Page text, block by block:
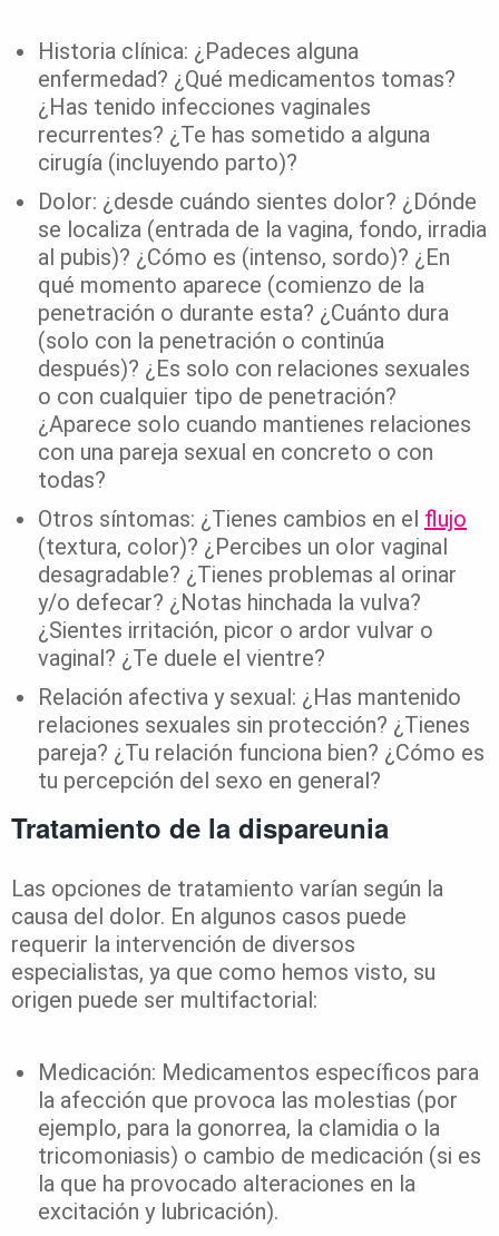
Historia clínica: ¿Padeces alguna
enfermedad? ¿Qué medicamentos tomas?
¿Has tenido infecciones vaginales
recurrentes? ¿Te has sometido a alguna
cirugía (incluyendo parto)?
Dolor: ¿desde cuándo sientes dolor? ¿Dónde
se localiza (entrada de la vagina, fondo, irradia
al pubis)? ¿Cómo es (intenso, sordo)? ¿En
qué momento aparece (comienzo de la
penetración o durante esta? ¿Cuánto dura
(solo con la penetración o continúa
después)? ¿Es solo con relaciones sexuales
o con cualquier tipo de penetración?
¿Aparece solo cuando mantienes relaciones
con una pareja sexual en concreto o con
todas?
Otros síntomas: ¿Tienes cambios en el flujo
(textura, color)? ¿Percibes un olor vaginal
desagradable? ¿Tienes problemas al orinar
y/o defecar? ¿Notas hinchada la vulva?
¿Sientes irritación, picor o ardor vulvar o
vaginal? ¿Te duele el vientre?
Relación afectiva y sexual: ¿Has mantenido
relaciones sexuales sin protección? ¿Tienes
pareja? ¿Tu relación funciona bien? ¿Cómo es
tu percepción del sexo en general?
Tratamiento de la dispareunia
Las opciones de tratamiento varían según la
causa del dolor. En algunos casos puede
requerir la intervención de diversos
especialistas, ya que como hemos visto, su
origen puede ser multifactorial:
Medicación: Medicamentos específicos para
la afección que provoca las molestias (por
ejemplo, para la gonorrea, la clamidia o la
tricomoniasis) o cambio de medicación (si es
la que ha provocado alteraciones en la
excitación y lubricación).